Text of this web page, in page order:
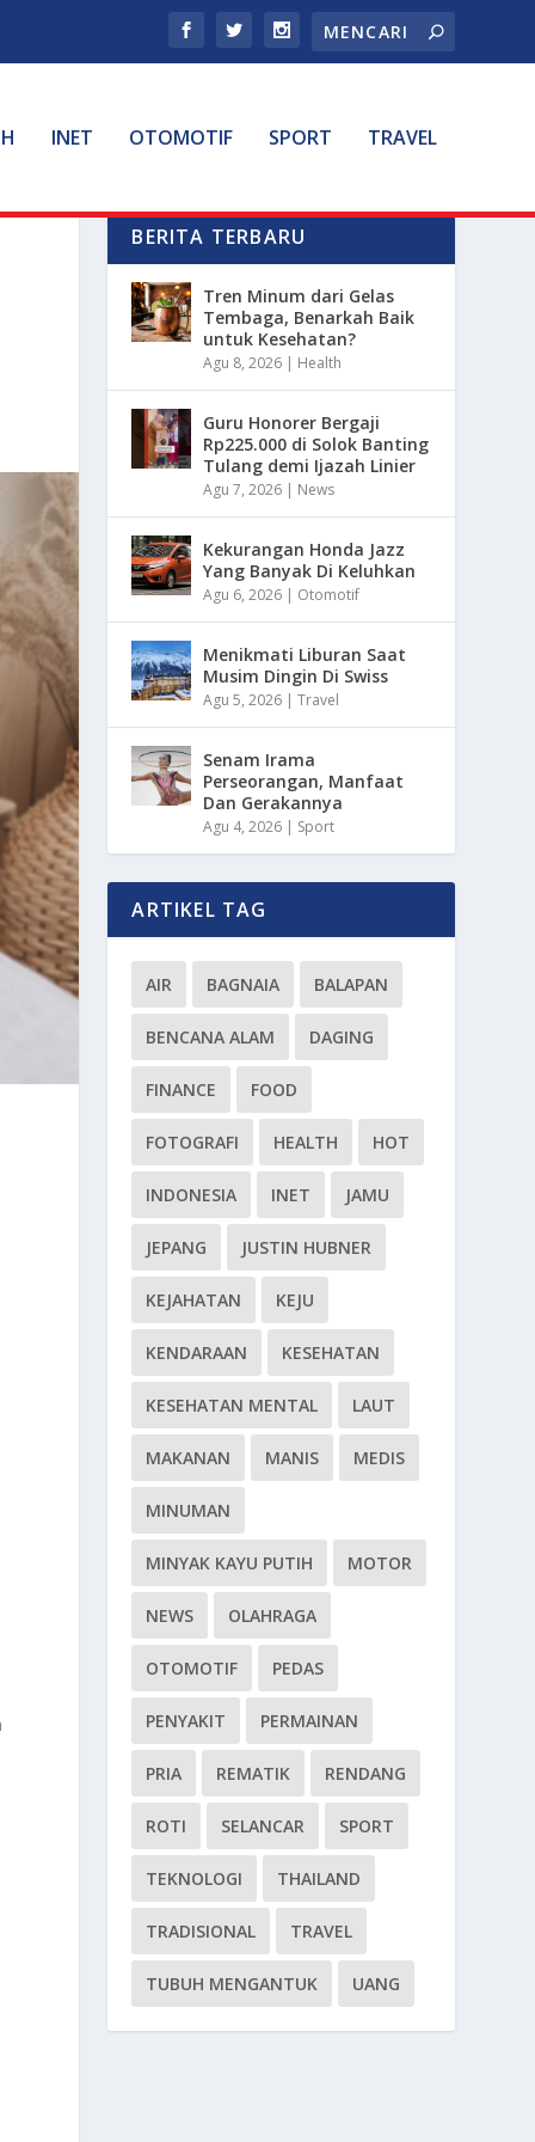
INET OTOMOTIF SPORT TRAVEL
BERITA TERBARU
Tren Minum dari Gelas
Tembaga, Benarkah Baik
untuk Kesehatan?
Agu 8, 2026 | Health
Guru Honorer Bergaji
Rp225.000 di Solok Banting
Tulang demi Ijazah Linier
Agu 7, 2026 | News
Kekurangan Honda Jazz
Yang Banyak Di Keluhkan
Agu 6, 2026 | Otomotif
Menikmati Liburan Saat
Musim Dingin Di Swiss
Agu 5, 2026 |Travel
Senam Irama
Perseorangan, Manfaat
Dan Gerakannya
Agu 4, 2026 | Sport
ARTIKEL TAG
AIR BAGNAIA BALAPAN
BENCANA ALAM DAGING
FINANCE FOOD
FOTOGRAFI HEALTH HOT
INDONESIA INET JAMU
JEPANG JUSTIN HUBNER
KEJAHATAN KEJU
KENDARAAN KESEHATAN
KESEHATAN MENTAL LAUT
MAKANAN MANIS MEDIS
MINUMAN
MINYAK KAYU PUTIH MOTOR
NEWS OLAHRAGA
OTOMOTIF PEDAS
PENYAKIT PERMAINAN
PRIA REMATIK RENDANG
ROTI SELANCAR SPORT
TEKNOLOGI THAILAND
TRADISIONAL TRAVEL
TUBUH MENGANTUK UANG